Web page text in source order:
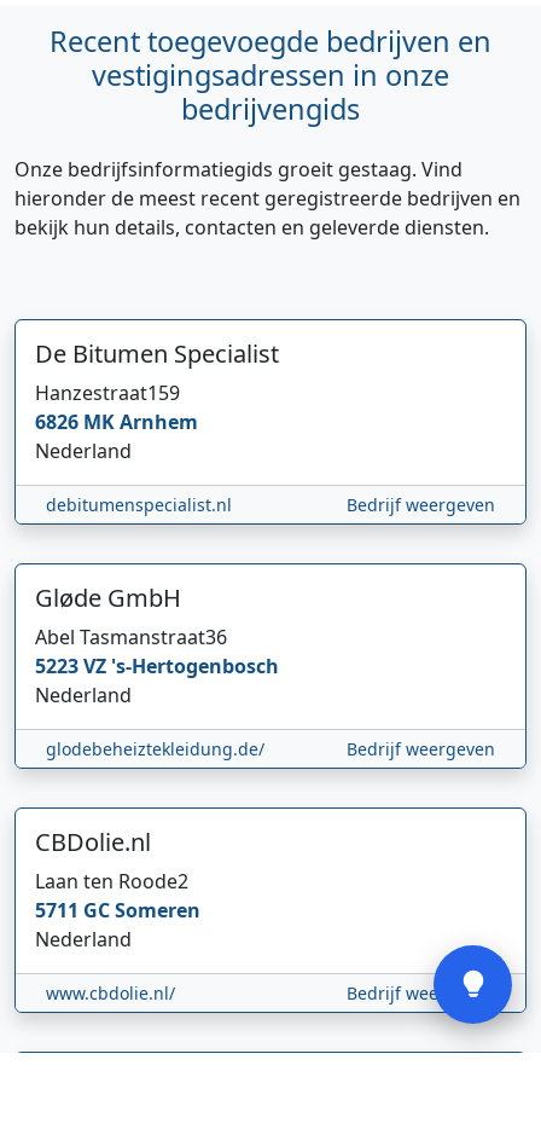
Recent toegevoegde bedrijven en
vestigingsadressen in onze
bedrijvengids
Onze bedrijfsinformatiegids groeit gestaag. Vind
hieronder de meest recent geregistreerde bedrijven en
bekijk hun details, contacten en geleverde diensten.
De Bitumen Specialist
Hanzestraat159
6826 MKArnhem
Nederland
debitumenspecialist.nl Bedrijf weergeven
Gløde GmbH
Abel Tasmanstraat36
5223 VZ 's-Hertogenbosch
Nederland
glodebeheiztekleidung.de/ Bedrijf weergeven
CBDolie.nl
Laan ten Roode2
5711 GCSomeren
Nederland
www.cbdolie.nl/ Bedrijf weergeven
Hi 👋 We horen graag uw feedback!